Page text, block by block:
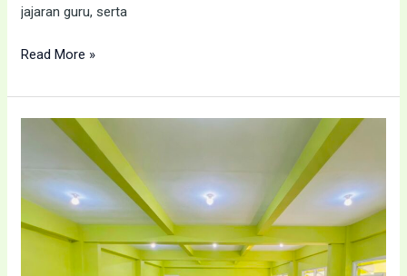
jajaran guru, serta
Read More »
Awwalusannah
Muhammadiyah
2
Kartasura
Perkuat
Sinergi